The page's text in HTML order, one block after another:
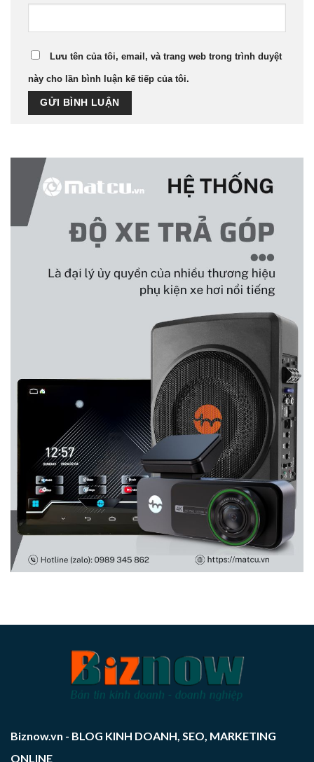
Lưu tên của tôi, email, và trang web trong trình duyệt
này cho lần bình luận kế tiếp của tôi.
Biznow.vn - BLOG KINH DOANH, SEO, MARKETING
ONLINE